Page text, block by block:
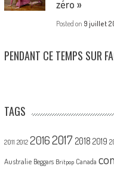
zéro »
Posted on 9 juillet
PENDANT CE TEMPS SUR
TAGS
2011 2012 20162017 2018 2019
Australie Beggars Britpop Canada